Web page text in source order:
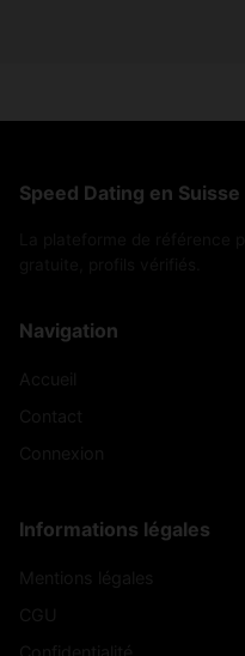
Speed Dating en Suisse
Navigation
Informations légales